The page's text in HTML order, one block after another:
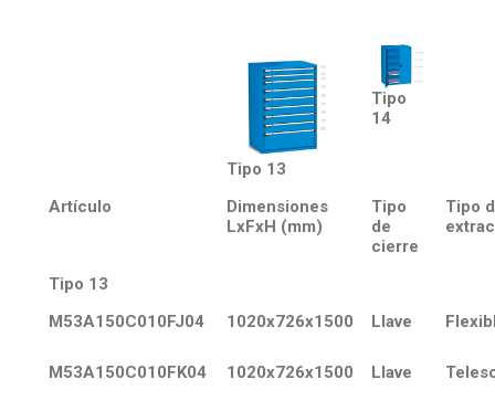
Tipo 13
Tipo
14
Artículo
Dimensiones
LxFxH (mm)
Tipo
de
cierre
Tipo
Tipo 13
M53A150C010FJ04
1020x726x1500 Llave
M53A150C010FK04 1020x726x1500 Llave